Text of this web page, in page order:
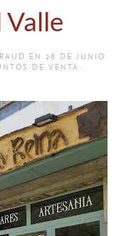
Valle
EN 28 DE JUNIO
DE VENTA .